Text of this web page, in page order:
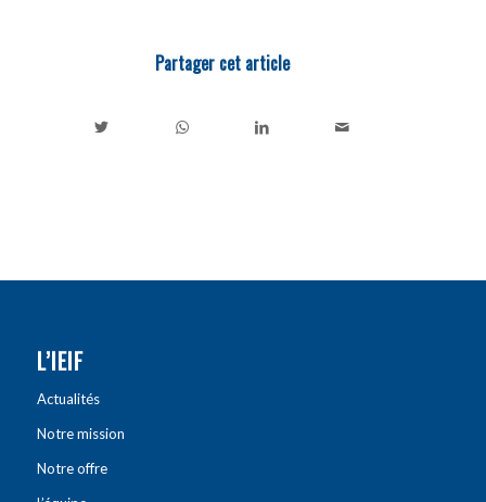
Partager cet article
L’IEIF
Actualités
Notre mission
Notre offre